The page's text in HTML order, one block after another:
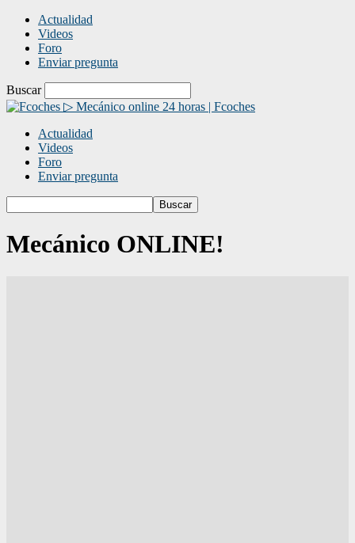
Actualidad
Videos
Foro
Enviar pregunta
Buscar
▷ Mecánico online 24 horas | Fcoches
Actualidad
Videos
Foro
Enviar pregunta
Mecánico ONLINE!